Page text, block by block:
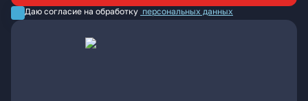
Даю согласие на обработку персональных данных